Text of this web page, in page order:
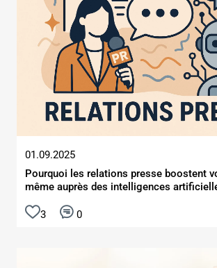
01.09.2025
Pourquoi les relations presse boostent
même auprès des intelligences
3 0